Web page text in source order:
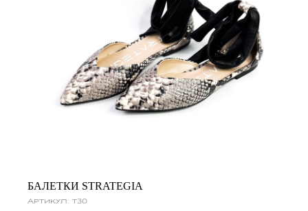
БАЛЕТКИ STRATEGIA
Артикул: t30